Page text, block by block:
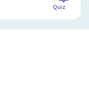
Quiz